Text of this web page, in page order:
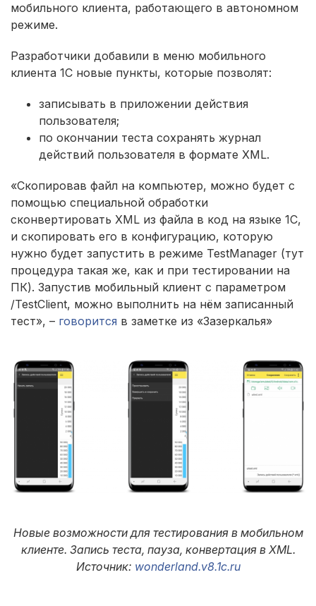
мобильного клиента, работающего в автономном
режиме.
Разработчики добавили в меню мобильного
клиента 1С новые пункты, которые позволят:
записывать в приложении действия
пользователя;
по окончании теста сохранять журнал
действий пользователя в формате XML.
«Скопировав файл на компьютер, можно будет с
помощью специальной обработки
сконвертировать XML из файла в код на языке 1С,
и скопировать его в конфигурацию, которую
нужно будет запустить в режиме TestManager (тут
процедура такая же, как и при тестировании на
ПК). Запустив мобильный клиент с параметром
/TestClient, можно выполнить на нём записанный
тест», – говорится в заметке из «Зазеркалья»
Новые возможности для тестирования в мобильном
клиенте. Запись теста, пауза, конвертация в XML.
Источник: wonderland.v8.1c.ru